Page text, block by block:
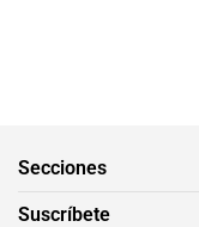
Secciones
Suscríbete